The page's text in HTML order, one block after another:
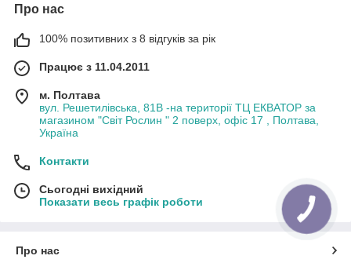
Про нас
100% позитивних з 8 відгуків за рік
Працює з 11.04.2011
м. Полтава
вул. Решетилівська, 81В -на території ТЦ ЕКВАТОР за
магазином "Світ Рослин " 2 поверх, офіс 17 , Полтава,
Україна
Контакти
Сьогодні вихідний
Показати весь графік роботи
Про нас